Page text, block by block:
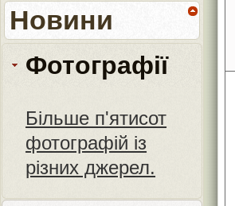
Новини
Фотографії
Більше п'ятисот
фотографій із
різних джерел.